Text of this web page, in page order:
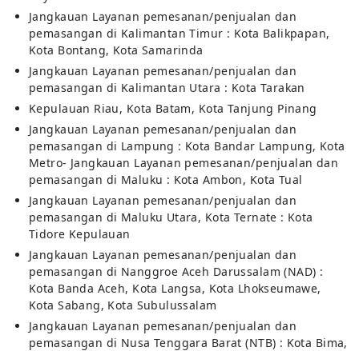
Jangkauan Layanan pemesanan/penjualan dan
pemasangan di Kalimantan Timur : Kota Balikpapan,
Kota Bontang, Kota Samarinda
Jangkauan Layanan pemesanan/penjualan dan
pemasangan di Kalimantan Utara : Kota Tarakan
Kepulauan Riau, Kota Batam, Kota Tanjung Pinang
Jangkauan Layanan pemesanan/penjualan dan
pemasangan di Lampung : Kota Bandar Lampung, Kota
Metro- Jangkauan Layanan pemesanan/penjualan dan
pemasangan di Maluku : Kota Ambon, Kota Tual
Jangkauan Layanan pemesanan/penjualan dan
pemasangan di Maluku Utara, Kota Ternate : Kota
Tidore Kepulauan
Jangkauan Layanan pemesanan/penjualan dan
pemasangan di Nanggroe Aceh Darussalam (NAD) :
Kota Banda Aceh, Kota Langsa, Kota Lhokseumawe,
Kota Sabang, Kota Subulussalam
Jangkauan Layanan pemesanan/penjualan dan
pemasangan di Nusa Tenggara Barat (NTB) : Kota Bima,